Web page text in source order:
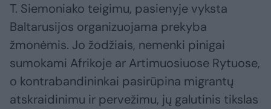
T. Siemoniako teigimu, pasienyje vyksta
Baltarusijos organizuojama prekyba
žmonėmis. Jo žodžiais, nemenki pinigai
sumokami Afrikoje ar Artimuosiuose Rytuose,
o kontrabandininkai pasirūpina migrantų
atskraidinimu ir pervežimu, jų galutinis tikslas